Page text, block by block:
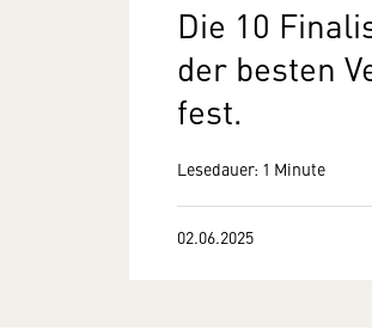
Die 10
der besten
fest.
Lesedauer: 1 Minute
02.06.2025